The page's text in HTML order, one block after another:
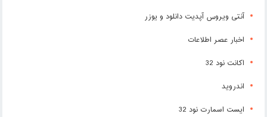
آنتی ویروس آپدیت دانلود و یوزر
اخبار عصر اطلاعات
اکانت نود 32
اندروید
ایست اسمارت نود 32